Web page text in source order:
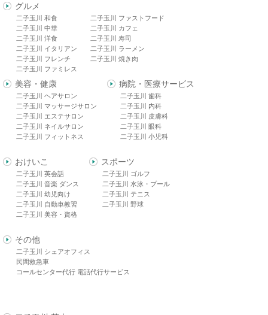
グルメ
二子玉川 和食
二子玉川 中華
二子玉川 洋食
二子玉川 イタリアン
二子玉川 フレンチ
二子玉川 ファミレス
二子玉川 ファストフード
二子玉川 カフェ
二子玉川 寿司
二子玉川 ラーメン
二子玉川 焼き肉
美容・健康
二子玉川 ヘアサロン
二子玉川 マッサージサロン
二子玉川 エステサロン
二子玉川 ネイルサロン
二子玉川 フィットネス
病院・医療サービス
二子玉川 歯科
二子玉川 内科
二子玉川 皮膚科
二子玉川 眼科
二子玉川 小児科
おけいこ
二子玉川 英会話
二子玉川 音楽 ダンス
二子玉川 幼児向け
二子玉川 自動車教習
二子玉川 美容・資格
スポーツ
二子玉川 ゴルフ
二子玉川 水泳・プール
二子玉川 テニス
二子玉川 野球
その他
二子玉川 シェアオフィス
民間救急車
コールセンター代行 電話代行サービス